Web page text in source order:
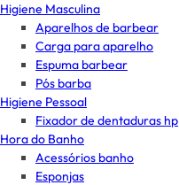
Higiene Masculina
Aparelhos de barbear
Carga para aparelho
Espuma barbear
Pós barba
Higiene Pessoal
Fixador de dentaduras hp
Hora do Banho
Acessórios banho
Esponjas